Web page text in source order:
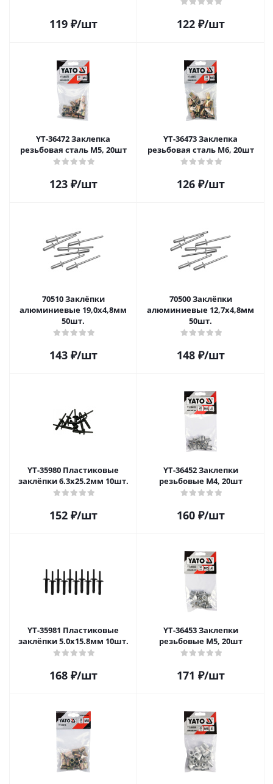
119₽/шт 122₽/шт
YT-36472 Заклепка
резьбовая сталь М5, 20шт
123₽/шт
YT-36473 Заклепка
резьбовая сталь М6, 20шт
126₽/шт
70510 Заклёпки
алюминиевые 19,0x4,8мм
50шт.
143₽/шт
70500 Заклёпки
алюминиевые 12,7x4,8мм
50шт.
148₽/шт
YT-35980 Пластиковые
заклёпки 6.3x25.2мм 10шт.
152₽/шт
YT-36452 Заклепки
резьбовые М4, 20шт
160₽/шт
YT-35981 Пластиковые
заклёпки 5.0x15.8мм 10шт.
168₽/шт
YT-36453 Заклепки
резьбовые М5, 20шт
171 ₽/шт